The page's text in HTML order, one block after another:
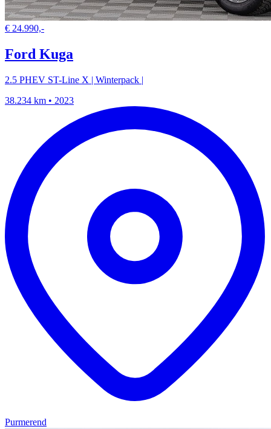
€ 24.990,-
Ford Kuga
2.5 PHEV ST-Line X | Winterpack |
38.234 km • 2023
Purmerend